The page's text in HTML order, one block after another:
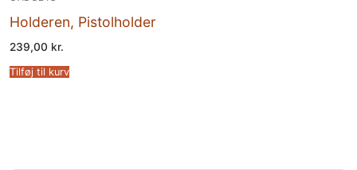
Holderen, Pistolholder
239,00 kr.
Tilføj til kurv